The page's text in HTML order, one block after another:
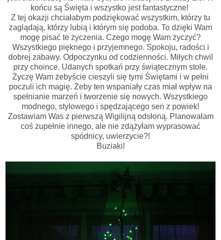
końcu są Święta i wszystko jest fantastyczne!
Z tej okazji chciałabym podziękować wszystkim, którzy tu
zaglądają, którzy lubią i którym się podoba. To dzięki Wam
mogę pisać te życzenia. Czego mogę Wam życzyć?
Wszystkiego pięknego i przyjemnego. Spokoju, radości i
dobrej zabawy. Odpoczynku od codzienności. Miłych chwil
przy choince. Udanych spotkań przy świątecznym stole.
Życzę Wam żebyście cieszyli się tymi Świętami i w pełni
poczuli ich magię. Żeby ten wspaniały czas miał wpływ na
spełnianie marzeń i tworzenie się nowych. Wszystkiego
modnego, stylowego i spędzającego sen z powiek!
Zostawiam Was z pierwszą Wigilijną odsłoną. Planowałam
coś zupełnie innego, ale nie zdążyłam wyprasować
spódnicy, uwierzycie?!
Buziaki!